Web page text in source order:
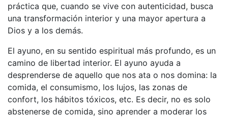
práctica que, cuando se vive con autenticidad, busca
una transformación interior y una mayor apertura a
Dios y a los demás.
El ayuno, en su sentido espiritual más profundo, es un
camino de libertad interior. El ayuno ayuda a
desprenderse de aquello que nos ata o nos domina: la
comida, el consumismo, los lujos, las zonas de
confort, los hábitos tóxicos, etc. Es decir, no es solo
abstenerse de comida, sino aprender a moderar los